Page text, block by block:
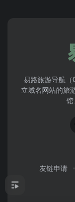
易路旅游导航
立域名网站的旅
馆
友链申请